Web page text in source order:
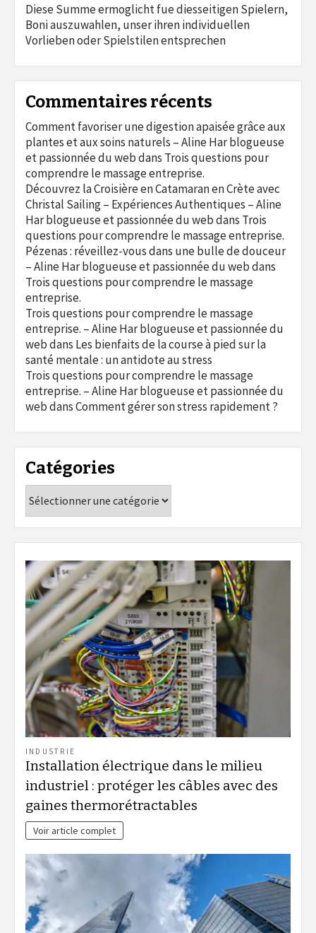
Diese Summe ermoglicht fue diesseitigen Spielern,
Boni auszuwahlen, unser ihren individuellen
Vorlieben oder Spielstilen entsprechen
Commentaires récents
Comment favoriser une digestion apaisée grâce aux
plantes et aux soins naturels – Aline Har blogueuse
et passionnée du webdans Trois questions pour
comprendre le massage entreprise.
Découvrez la Croisière en Catamaran en Crète avec
Christal Sailing – Expériences Authentiques – Aline
Har blogueuse et passionnée du webdans Trois
questions pour comprendre le massage entreprise.
Pézenas : réveillez-vous dans une bulle de douceur
– Aline Har blogueuse et passionnée du webdans
Trois questions pour comprendre le massage
entreprise.
Trois questions pour comprendre le massage
entreprise. – Aline Har blogueuse et passionnée du
webdans Les bienfaits de la course à pied sur la
santé mentale : un antidote au stress
Trois questions pour comprendre le massage
entreprise. – Aline Har blogueuse et passionnée du
webdansComment gérer son stress rapidement ?
Catégories
INDUSTRIE
Installation électrique dans le milieu
industriel : protéger les câbles avec des
gaines thermorétractables
Voir article complet